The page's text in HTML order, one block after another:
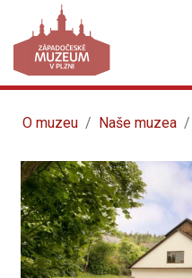
O muzeu Naše muzea